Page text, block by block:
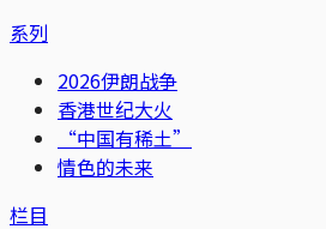
系列
2026伊朗战争
香港世纪大火
“中国有稀土”
情色的未来
栏目